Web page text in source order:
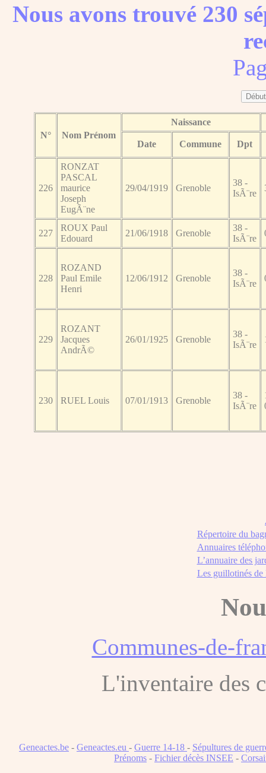
Nous avons trouvé 230
N° Nom Prénom
Naissance
Date Commune Dpt
226
RONZAT
PASCAL
maurice
Joseph
EugÃ¨ne
29/04/1919 Grenoble
38 -
IsÃ¨re
227
ROUX Paul
Edouard
21/06/1918 Grenoble
38 -
IsÃ¨re
228
ROZAND
Paul Emile
Henri
12/06/1912 Grenoble
38 -
IsÃ¨re
229
ROZANT
Jacques
AndrÃ©
26/01/1925 Grenoble
38 -
IsÃ¨re
230 RUEL Louis 07/01/1913 Grenoble
38 -
IsÃ¨re
Répertoire du
Annuaires
L’annuaire des
Les guillotinés de
Communes-de-
L'inventaire des
Geneactes.be - Geneactes.eu - Guerre 14-18 - Sépultures de
Prénoms - Fichier décès INSEE -